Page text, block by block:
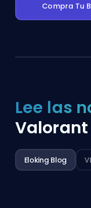
Compra Tu
Lee las
Valorant
Eloking Blog